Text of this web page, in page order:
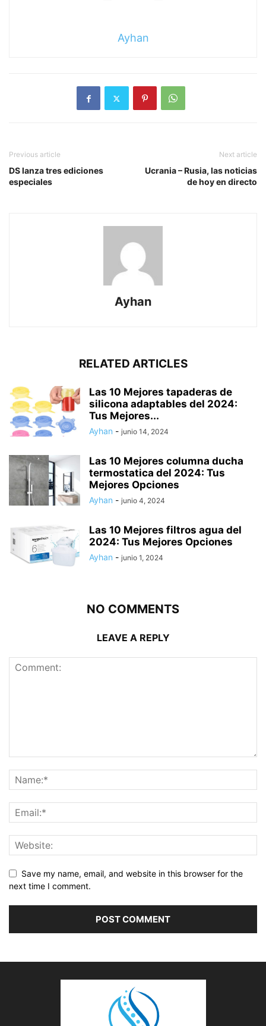
Ayhan
Previous article
DS lanza tres ediciones
especiales
Next article
Ucrania – Rusia, las noticias
de hoy en directo
Ayhan
RELATED ARTICLES
Las 10 Mejores tapaderas de
silicona adaptables del 2024:
Tus Mejores...
Ayhan - junio 14, 2024
Las 10 Mejores columna ducha
termostatica del 2024: Tus
Mejores Opciones
Ayhan - junio 4, 2024
Las 10 Mejores filtros agua del
2024: Tus Mejores Opciones
Ayhan - junio 1, 2024
NO COMMENTS
LEAVE A REPLY
Save my name, email, and website in this browser for the
next time I comment.